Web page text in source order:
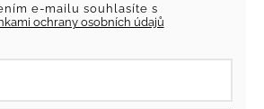
e-mailu souhlasíte s
ochrany osobních údajů